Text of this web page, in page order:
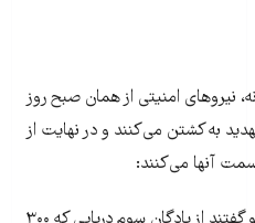
نیروهای امنیتی از همان صبح روز
معترضان را تهدید به کشتن می‌کنند و در نهایت از
سمت آنها می‌کنند: